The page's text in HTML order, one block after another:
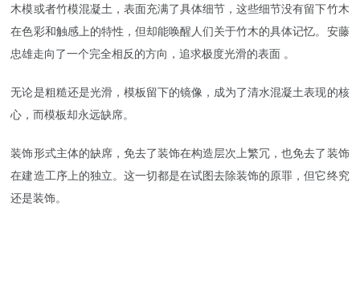
木模或者竹模混凝土，表面充满了具体细节，这些细节没有留下竹木
在色彩和触感上的特性，但却能唤醒人们关于竹木的具体记忆。安藤
忠雄走向了一个完全相反的方向，追求极度光滑的表面 。
无论是粗糙还是光滑，模板留下的镜像，成为了清水混凝土表现的核
心，而模板却永远缺席。
装饰形式主体的缺席，免去了装饰在构造层次上繁冗，也免去了装饰
在建造工序上的独立。这一切都是在试图去除装饰的原罪，但它终究
还是装饰。